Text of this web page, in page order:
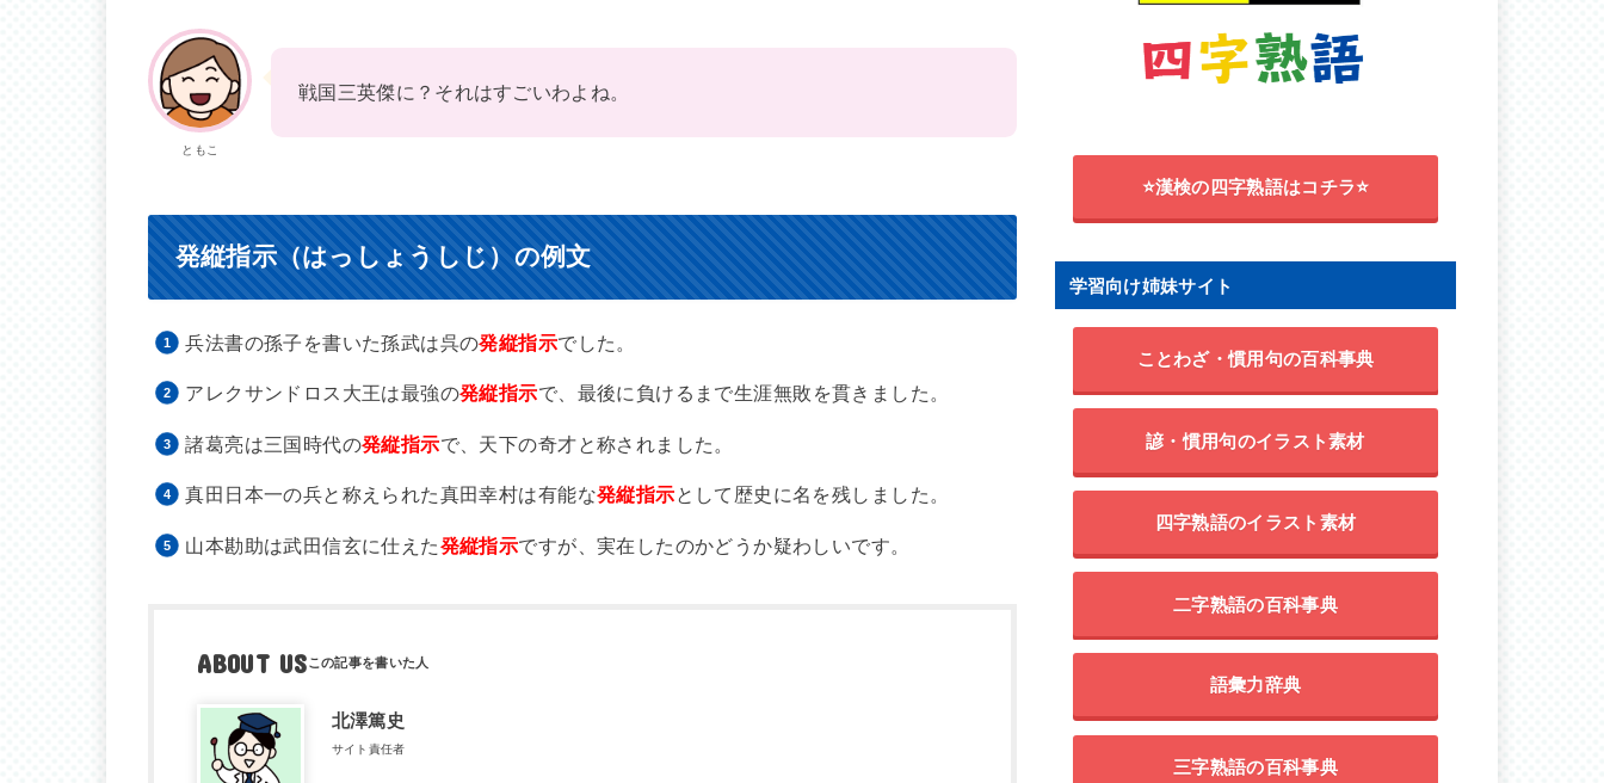
ともこ
戦国三英傑に？それはすごいわよね。
発縦指示（はっしょうしじ）の例文
兵法書の孫子を書いた孫武は呉の発縦指示でした。
アレクサンドロス大王は最強の発縦指示で、最後に負けるまで生涯無敗を貫きました。
諸葛亮は三国時代の発縦指示で、天下の奇才と称されました。
真田日本一の兵と称えられた真田幸村は有能な発縦指示として歴史に名を残しました。
山本勘助は武田信玄に仕えた発縦指示ですが、実在したのかどうか疑わしいです。
ABOUT US
北澤篤史
サイト責任者
⭐漢検の四字熟語はコチラ⭐
学習向け姉妹サイト
ことわざ・慣用句の百科事典
諺・慣用句のイラスト素材
四字熟語のイラスト素材
二字熟語の百科事典
語彙力辞典
三字熟語の百科事典